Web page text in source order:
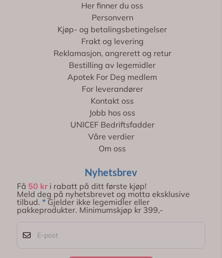
Her finner du oss
Personvern
Kjøp- og betalingsbetingelser
Frakt og levering
Reklamasjon, angrerett og retur
Bestilling av legemidler
Apotek For Deg medlem
For leverandører
Kontakt oss
Jobb hos oss
UNICEF Bedriftsfadder
Våre verdier
Om oss
Nyhetsbrev
Få 50 kri rabatt på ditt første kjøp!
Meld deg på nyhetsbrevet og motta eksklusive
tilbud. * Gjelder ikke legemidler eller
pakkeprodukter. Minimumskjøp kr 399,-